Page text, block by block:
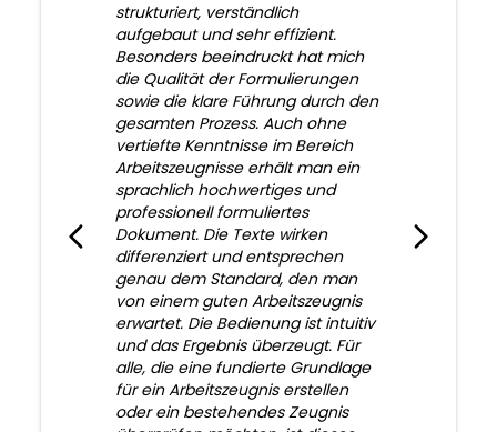
strukturiert, verständlich
aufgebaut und sehr effizient.
Besonders beeindruckt hat mich
die Qualität der Formulierungen
sowie die klare Führung durch den
gesamten Prozess. Auch ohne
vertiefte Kenntnisse im Bereich
Arbeitszeugnisse erhält man ein
sprachlich hochwertiges und
professionell formuliertes
Dokument. Die Texte wirken
differenziert und entsprechen
genau dem Standard, den man
von einem guten Arbeitszeugnis
erwartet. Die Bedienung ist intuitiv
und das Ergebnis überzeugt. Für
alle, die eine fundierte Grundlage
für ein Arbeitszeugnis erstellen
oder ein bestehendes Zeugnis